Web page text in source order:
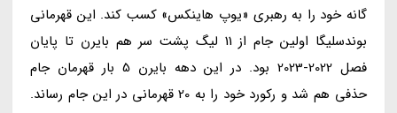
گانه خود را به رهبری «یوپ هاینکس» کسب کند. این قهرمانی
بوندسلیگا اولین جام از 11 لیگ پشت سر هم بایرن تا پایان
فصل 2022-2023 بود. در این دهه بایرن 5 بار قهرمان جام
حذفی هم شد و رکورد خود را به 20 قهرمانی در این جام رساند.